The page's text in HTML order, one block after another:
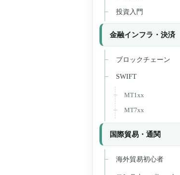
投資入門
金融インフラ・決済
ブロックチェーン
SWIFT
MT1xx
MT7xx
国際貿易・通関
海外貿易初心者